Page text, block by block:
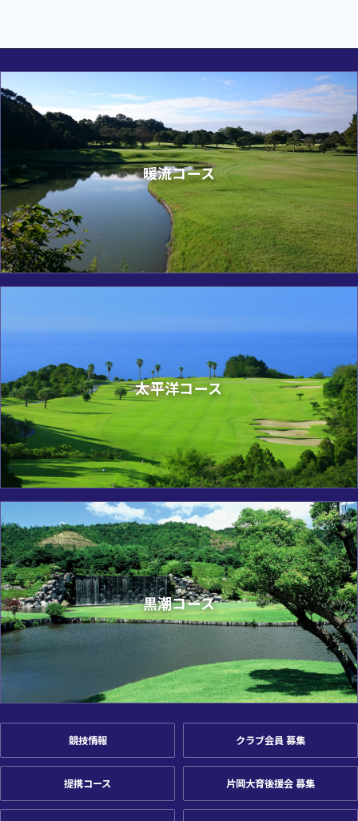
暖流コース
太平洋コース
黒潮コース
競技情報 クラブ会員 募集
提携コース 片岡大育後援会 募集